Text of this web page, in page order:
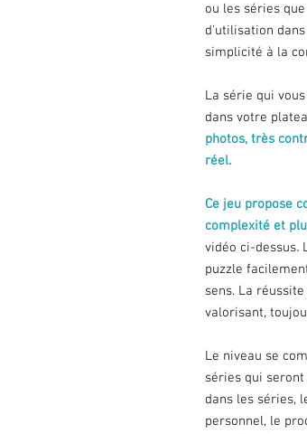
ou les séries
d'utilisation
simplicité à la
La série qui
dans votre
photos, très
réel.
Ce jeu propose
complexité et
vidéo ci-dessus.
puzzle
sens. La
valorisant,
Le niveau se
séries qui
dans les séries,
personnel, le